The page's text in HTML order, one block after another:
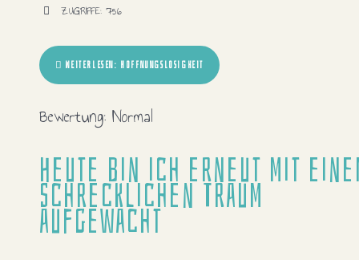
ZUGRIFFE: 756
WEITERLESEN: HOFFNUNGSLOSIGKEIT
Bewertung: Normal
Heute bin ich erneut mit
schrecklichen Traum
aufgewacht